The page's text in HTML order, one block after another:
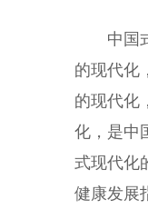
中国式
的现代化
的现代化
化，是中
式现代化
健康发展